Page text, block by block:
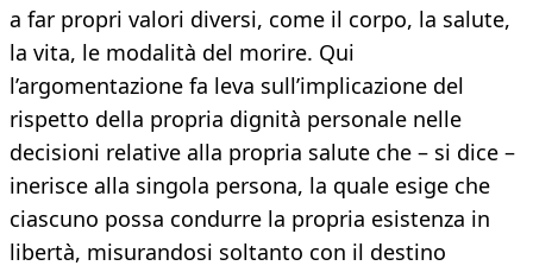
a far propri valori diversi, come il corpo, la salute,
la vita, le modalità del morire. Qui
l’argomentazione fa leva sull’implicazione del
rispetto della propria dignità personale nelle
decisioni relative alla propria salute che – si dice –
inerisce alla singola persona, la quale esige che
ciascuno possa condurre la propria esistenza in
libertà, misurandosi soltanto con il destino